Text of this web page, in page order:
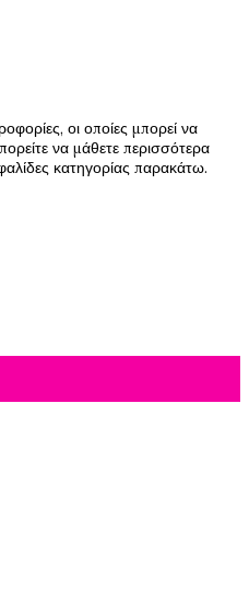
οι οποίες μπορεί να
να μάθετε περισσότερα
κατηγορίας παρακάτω.